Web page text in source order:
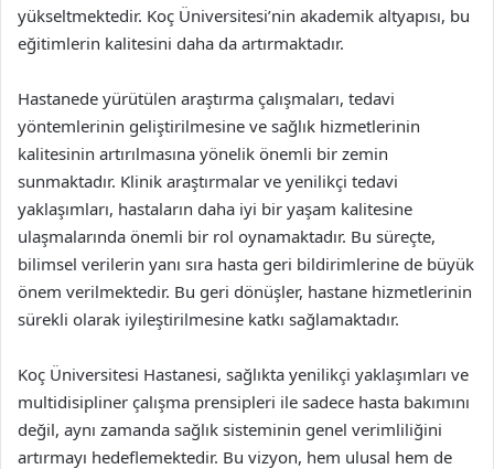
yükseltmektedir. Koç Üniversitesi’nin akademik altyapısı, bu
eğitimlerin kalitesini daha da artırmaktadır.
Hastanede yürütülen araştırma çalışmaları, tedavi
yöntemlerinin geliştirilmesine ve sağlık hizmetlerinin
kalitesinin artırılmasına yönelik önemli bir zemin
sunmaktadır. Klinik araştırmalar ve yenilikçi tedavi
yaklaşımları, hastaların daha iyi bir yaşam kalitesine
ulaşmalarında önemli bir rol oynamaktadır. Bu süreçte,
bilimsel verilerin yanı sıra hasta geri bildirimlerine de büyük
önem verilmektedir. Bu geri dönüşler, hastane hizmetlerinin
sürekli olarak iyileştirilmesine katkı sağlamaktadır.
Koç Üniversitesi Hastanesi, sağlıkta yenilikçi yaklaşımları ve
multidisipliner çalışma prensipleri ile sadece hasta bakımını
değil, aynı zamanda sağlık sisteminin genel verimliliğini
artırmayı hedeflemektedir. Bu vizyon, hem ulusal hem de